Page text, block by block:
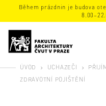
Během prázdnin je budova
ÚVOD UCHAZEČI
ZDRAVOTNÍ POJIŠTĚNÍ